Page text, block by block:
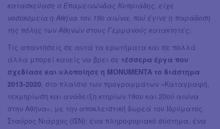
κατασκεύασε ο Επαμεινώνδας Κυπριάδης, είχε
νοσοκομεία η Αθήνα τον 19ο αιώνα, πού έγινε η παράδοση
της πόλης των Αθηνών στους Γερμανούς κατακτητές;
Τις απαντήσεις σε αυτά τα ερωτήματα και σε πολλά
άλλα μπορεί κανείς να βρει σε τέσσερα έργα που
σχεδίασε και υλοποίησε η MONUMENTA το διάστημα
2013-2020, στο πλαίσιο των προγραμμάτων «Καταγραφή,
τεκμηρίωση και ανάδειξη κτηρίων 19ου και 20ού αιώνα
στην Αθήνα», με την αποκλειστική δωρεά του Ιδρύματος
Σταύρος Νιάρχος (ΙΣΝ): ένα πληροφοριακό σύστημα, ένα